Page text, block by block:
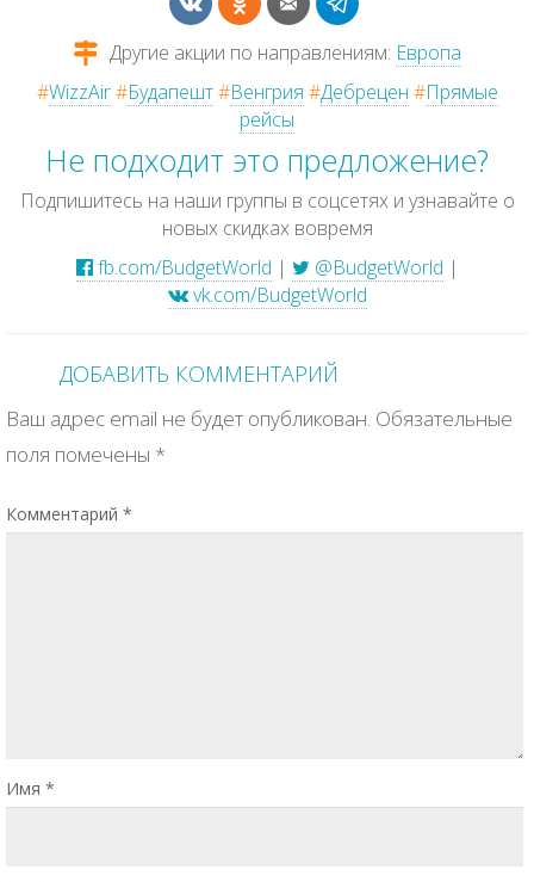
Другие акции по направлениям: Европа
#WizzAir#Будапешт#Венгрия #Дебрецен #Прямые
рейсы
Не подходит это предложение?
Подпишитесь на наши группы в соцсетях и узнавайте о
новых скидках вовремя
fb.com/BudgetWorld | @BudgetWorld |
vk.com/BudgetWorld
ДОБАВИТЬ КОММЕНТАРИЙ
Ваш адрес email не будет опубликован. Обязательные
поля помечены *
Комментарий *
Имя *